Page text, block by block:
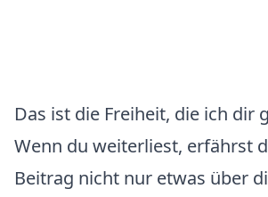
Das ist die Freiheit, die ich dir
Wenn du weiterliest, erfährst
Beitrag nicht nur etwas über